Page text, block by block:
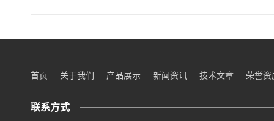
首页 关于我们 产品展示 新闻资讯 技术文章 荣誉资
联系方式